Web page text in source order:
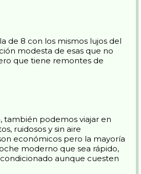
de 8 con los mismos lujos del
modesta de esas que no
que tiene remontes de
también podemos viajar en
ruidosos y sin aire
económicos pero la mayoría
moderno que sea rápido,
aunque cuesten